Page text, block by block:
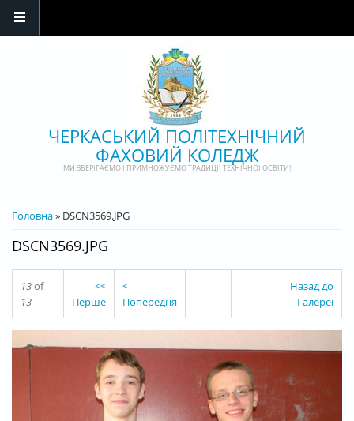
ЧЕРКАСЬКИЙ ПОЛІТЕХНІЧНИЙ
ФАХОВИЙ КОЛЕДЖ
МИ ЗБЕРІГАЄМО І ПРИМНОЖУЄМО ТРАДИЦІЇ ТЕХНІЧНОЇ ОСВІТИ!
ВИ Є ТУТ
Головна» DSCN3569.JPG
DSCN3569.JPG
13of
13
<<
Перше
<
Попередня
Назад до
Галереї